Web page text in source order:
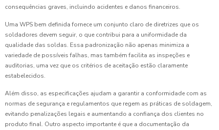
consequências graves, incluindo acidentes e danos financeiros.
Uma WPS bem definida fornece um conjunto claro de diretrizes que os
soldadores devem seguir, o que contribui para a uniformidade da
qualidade das soldas. Essa padronização não apenas minimiza a
variedade de possíveis falhas, mas também facilita as inspeções e
auditorias, uma vez que os critérios de aceitação estão claramente
estabelecidos.
Além disso, as especificações ajudam a garantir a conformidade com as
normas de segurança e regulamentos que regem as práticas de soldagem,
evitando penalizações legais e aumentando a confiança dos clientes no
produto final. Outro aspecto importante é que a documentação da